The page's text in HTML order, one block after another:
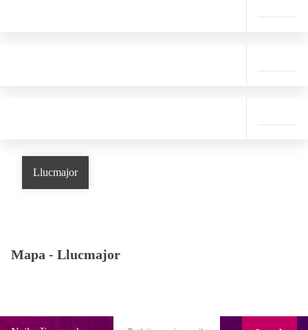
Llucmajor
Mapa - Llucmajor